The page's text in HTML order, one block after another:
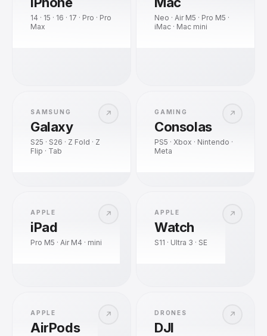
14 · 15 · 16 · 17 · Pro · Pro
Max
Neo · Air M5 · Pro M5 ·
iMac · Mac mini
↗
SAMSUNG
Galaxy
S25 · S26 · Z Fold · Z
Flip · Tab
↗
GAMING
Consolas
PS5 · Xbox · Nintendo ·
Meta
↗
APPLE
iPad
Pro M5 · Air M4 · mini
↗
APPLE
Watch
S11 · Ultra 3 · SE
↗
APPLE
AirPods
↗
DRONES
DJI